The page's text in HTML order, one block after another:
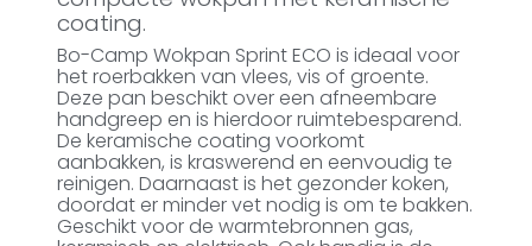
coating.
Bo-Camp Wokpan Sprint ECO is ideaal voor
het roerbakken van vlees, vis of groente.
Deze pan beschikt over een afneembare
handgreep en is hierdoor ruimtebesparend.
De keramische coating voorkomt
aanbakken, is kraswerend en eenvoudig te
reinigen. Daarnaast is het gezonder koken,
doordat er minder vet nodig is om te bakken.
Geschikt voor de warmtebronnen gas,